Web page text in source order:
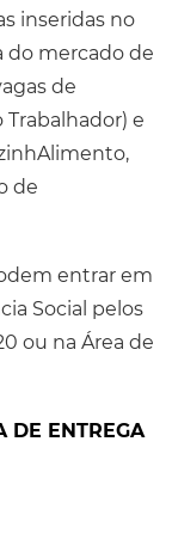
inseridas no
do mercado de
de
Trabalhador) e
de
entrar em
Social pelos
ou na Área de
DE ENTREGA